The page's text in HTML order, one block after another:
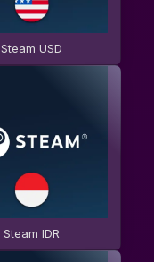
Steam USD
Steam IDR